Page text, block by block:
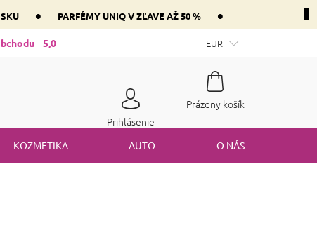
• PARFÉMY UNIQ V ZĽAVE AŽ 50 % •
5,0
zložky parfém vášho srdca Mám darčekový poukaz
EUR
Prihlásenie
Nákupný
Prázdny košík
KOZMETIKA AUTO O NÁS